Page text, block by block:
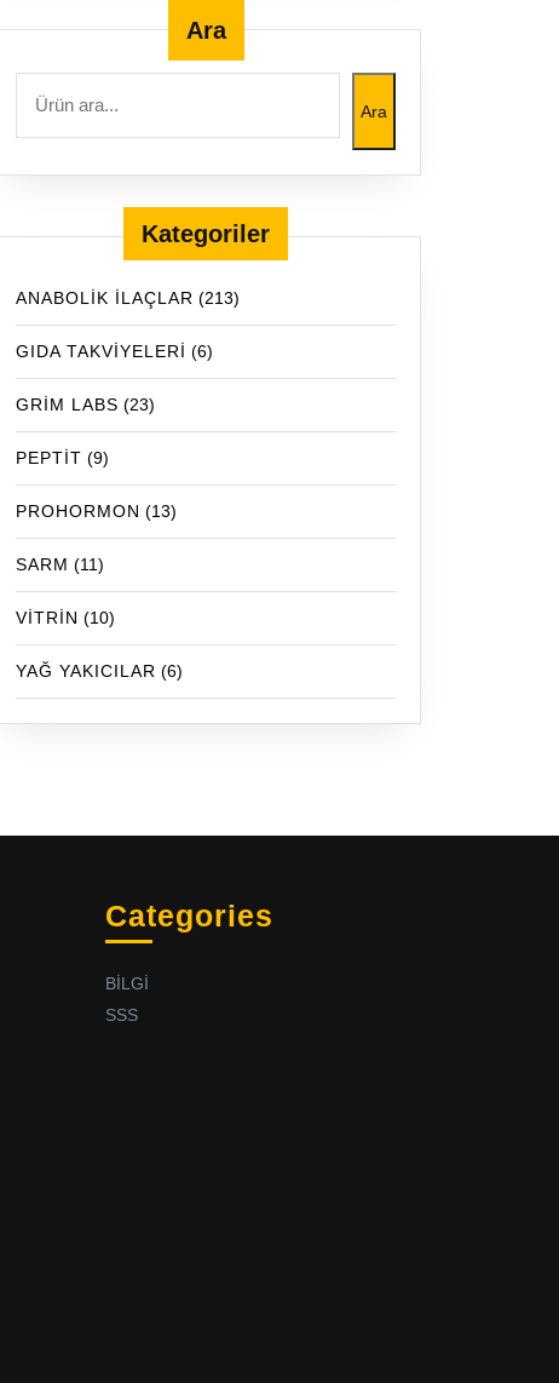
Ara
Ara
Kategoriler
ANABOLİK İLAÇLAR (213)
GIDA TAKVİYELERİ (6)
GRİM LABS (23)
PEPTİT (9)
PROHORMON (13)
SARM (11)
VİTRİN (10)
YAĞ YAKICILAR (6)
Categories
BİLGİ
SSS